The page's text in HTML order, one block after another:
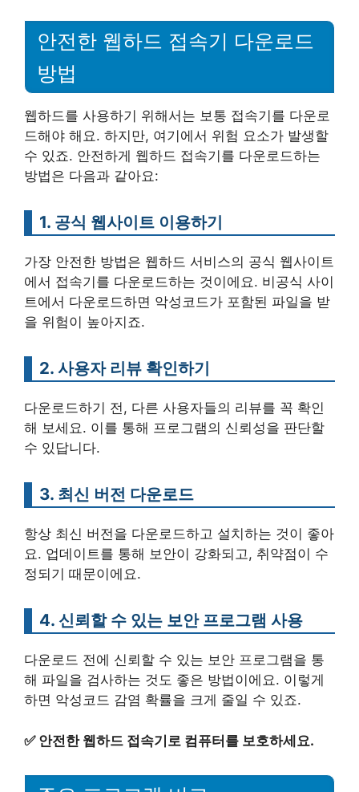
안전한 웹하드 접속기 다운로드
방법
웹하드를 사용하기 위해서는 보통 접속기를 다운로
드해야 해요. 하지만, 여기에서 위험 요소가 발생할
수 있죠. 안전하게 웹하드 접속기를 다운로드하는
방법은 다음과 같아요:
1. 공식 웹사이트 이용하기
가장 안전한 방법은 웹하드 서비스의 공식 웹사이트
에서 접속기를 다운로드하는 것이에요. 비공식 사이
트에서 다운로드하면 악성코드가 포함된 파일을 받
을 위험이 높아지죠.
2. 사용자 리뷰 확인하기
다운로드하기 전, 다른 사용자들의 리뷰를 꼭 확인
해 보세요. 이를 통해 프로그램의 신뢰성을 판단할
수 있답니다.
3. 최신 버전 다운로드
항상 최신 버전을 다운로드하고 설치하는 것이 좋아
요. 업데이트를 통해 보안이 강화되고, 취약점이 수
정되기 때문이에요.
4. 신뢰할 수 있는 보안 프로그램 사용
다운로드 전에 신뢰할 수 있는 보안 프로그램을 통
해 파일을 검사하는 것도 좋은 방법이에요. 이렇게
하면 악성코드 감염 확률을 크게 줄일 수 있죠.
✅ 안전한 웹하드 접속기로 컴퓨터를 보호하세요.